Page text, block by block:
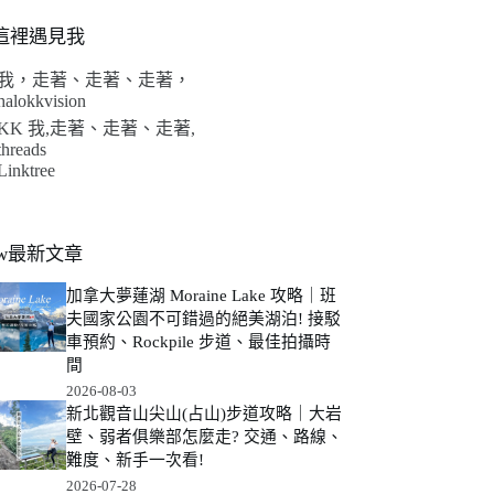
裡遇見我
，走著、走著、走著，
我,走著、走著、走著,
最新文章
加拿大夢蓮湖 Moraine Lake 攻略｜班
夫國家公園不可錯過的絕美湖泊! 接駁
車預約、Rockpile 步道、最佳拍攝時
間
2026-08-03
新北觀音山尖山(占山)步道攻略｜大岩
壁、弱者俱樂部怎麼走? 交通、路線、
難度、新手一次看!
2026-07-28